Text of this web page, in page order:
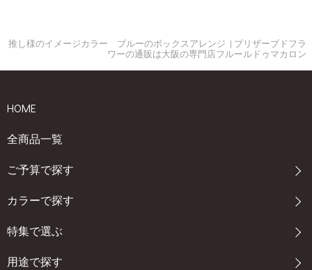
推し様のイメージカラー ブルーのボックスアレンジ | プリザーブドフラ
ワーの通販は大阪の専門店フルールドゥマカロン
HOME
全商品一覧
ご予算で探す
カラーで探す
特集で選ぶ
用途で探す